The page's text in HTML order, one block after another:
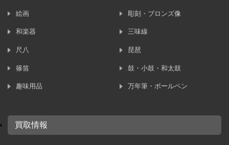
絵画 彫刻・ブロンズ像
和楽器 三味線
尺八 琵琶
篠笛 鼓・小鼓・和太鼓
趣味用品 万年筆・ボールペン
買取情報